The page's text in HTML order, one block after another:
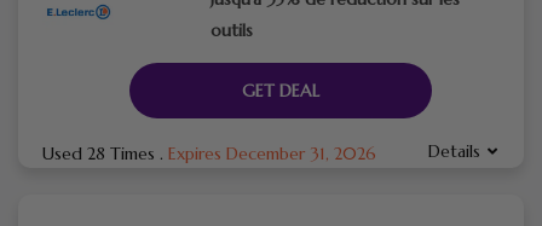
outils
GET DEAL
Used 28 Times . Expires December 31, 2026 Details